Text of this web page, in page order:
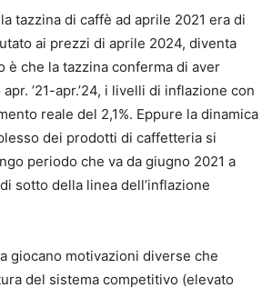
tazzina di caffè ad aprile 2021 era di
ai prezzi di aprile 2024, diventa
è che la tazzina conferma di aver
’21-apr.’24, i livelli di inflazione con
reale del 2,1%. Eppure la dinamica
dei prodotti di caffetteria si
periodo che va da giugno 2021 a
sotto della linea dell’inflazione
giocano motivazioni diverse che
del sistema competitivo (elevato